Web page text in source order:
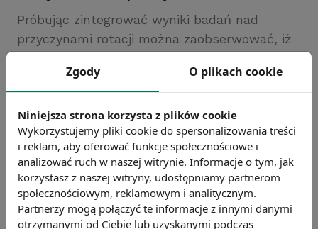
Próbując zintegrować wyniki badań nad
przyczynami rotacji można zaobserwować, iż
ludzie pozostają w pracy lub ją opuszczają, to
oprócz wspomnianej już satysfakcji z pracy i
wynagrodzenia, także: poziom inwestycji
włożonych w wykonywanie pracy, koszty
poniesione w związku z wykonywaniem pracy
(Rusbult, Farrell, 1983), poziom przywiązania
do organizacji, pozytywne relacje z
przełożonymi, jasność roli zawodowej, a także
Zgody O plikach cookie
Niniejsza strona korzysta z plików cookie
Wykorzystujemy pliki cookie do spersonalizowania treści
i reklam, aby oferować funkcje społecznościowe i
analizować ruch w naszej witrynie. Informacje o tym, jak
korzystasz z naszej witryny, udostępniamy partnerom
społecznościowym, reklamowym i analitycznym.
Partnerzy mogą połączyć te informacje z innymi danymi
otrzymanymi od Ciebie lub uzyskanymi podczas